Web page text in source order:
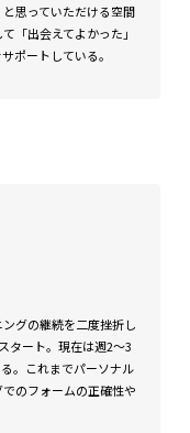
思っていただける空間
「出会えてよかった」
ポートしている。
グの継続を二度挫折し
タート。現在は週2〜3
。これまでパーソナル
のフォームの正確性や